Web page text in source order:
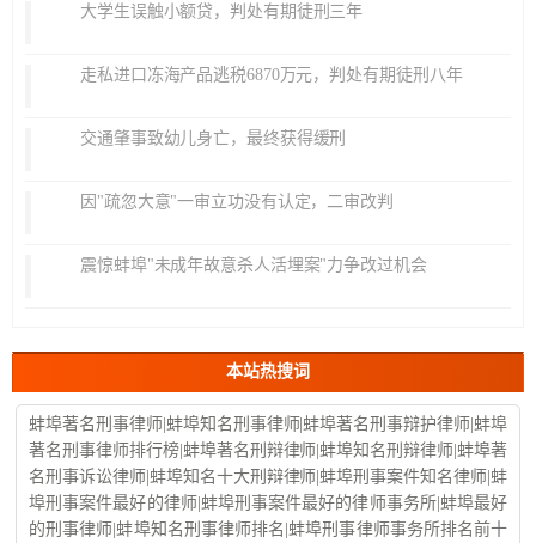
大学生误触小额贷，判处有期徒刑三年
走私进口冻海产品逃税6870万元，判处有期徒刑八年
交通肇事致幼儿身亡，最终获得缓刑
因"疏忽大意"一审立功没有认定，二审改判
震惊蚌埠"未成年故意杀人活埋案"力争改过机会
本站热搜词
蚌埠著名刑事律师|蚌埠知名刑事律师|蚌埠著名刑事辩护律师|蚌埠
著名刑事律师排行榜|蚌埠著名刑辩律师|蚌埠知名刑辩律师|蚌埠著
名刑事诉讼律师|蚌埠知名十大刑辩律师|蚌埠刑事案件知名律师|蚌
埠刑事案件最好的律师|蚌埠刑事案件最好的律师事务所|蚌埠最好
的刑事律师|蚌埠知名刑事律师排名|蚌埠刑事律师事务所排名前十